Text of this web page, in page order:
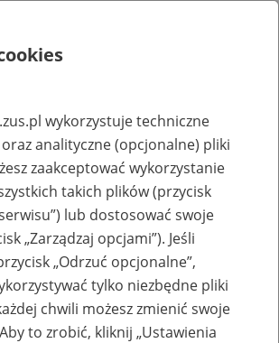
lub
zakładów pracy
wykorzystuje techniczne
analityczne (opcjonalne) pliki
zaakceptować wykorzystanie
takich plików (przycisk
lub dostosować swoje
„Zarządzaj opcjami”). Jeśli
„Odrzuć opcjonalne”,
tylko niezbędne pliki
chwili możesz zmienić swoje
to zrobić, kliknij „Ustawienia